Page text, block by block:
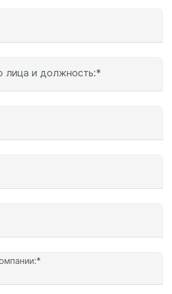
лица и должность:*